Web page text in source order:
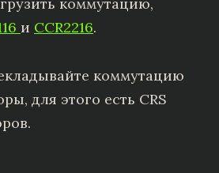
коммутацию,
и CCR2216.
коммутацию
для этого есть CRS